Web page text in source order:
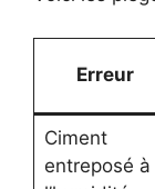
Erreur
Ciment
entreposé à